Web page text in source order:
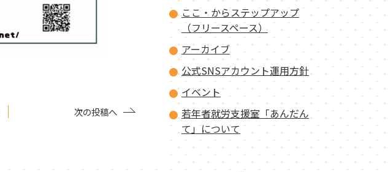
次の投稿へ
ここ・からステップアップ
（フリースペース）
アーカイブ
公式SNSアカウント運用方針
イベント
若年者就労支援室「あんだん
て」について